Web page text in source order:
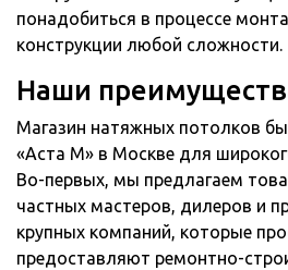
понадобиться в процессе
конструкции любой сложности.
Наши
Магазин натяжных потолков
«Аста М» в Москве для
Во-первых, мы предлагаем
частных мастеров, дилеров и
крупных компаний, которые
предоставляют ремонтно-